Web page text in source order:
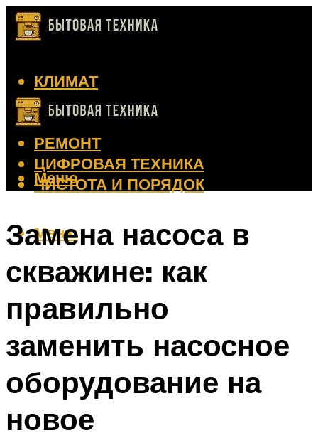
КЛИМАТ
КРАСОТА
КУХНЯ
РЕМОНТ
ЦИФРОВАЯ ТЕХНИКА
ЧИСТОТА И ПОРЯДОК
Меню
Меню
Замена насоса в
скважине: как
правильно
заменить насосное
оборудование на
новое